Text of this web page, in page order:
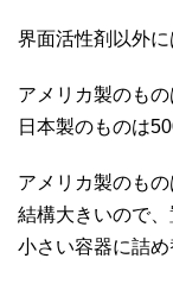
界面活性剤以外に
アメリカ製のも
日本製のものは
アメリカ製のも
結構大きいので、
小さい容器に詰め